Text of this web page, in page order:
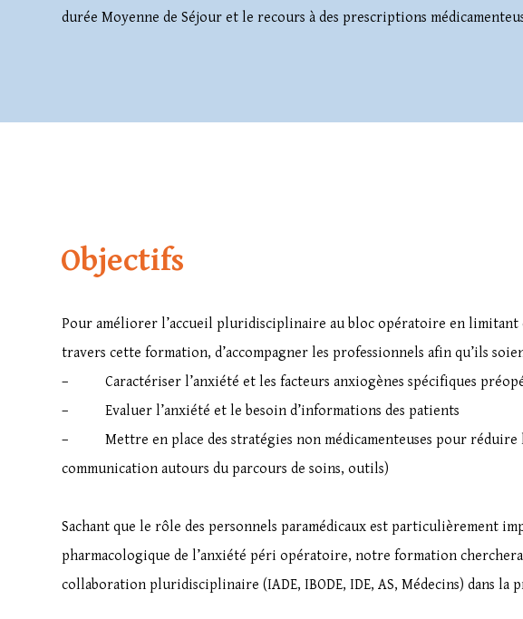
durée Moyenne de Séjour et le recours à des prescriptions
Objectifs
Pour améliorer l’accueil pluridisciplinaire au bloc opératoire en limitant
travers cette formation, d’accompagner les professionnels afin qu’ils
– Caractériser l’anxiété et les facteurs anxiogènes spécifiques
– Evaluer l’anxiété et le besoin d’informations des patients
– Mettre en place des stratégies non médicamenteuses pour réduire
communication autours du parcours de soins, outils)
Sachant que le rôle des personnels paramédicaux est particulièrement
pharmacologique de l’anxiété péri opératoire, notre formation
collaboration pluridisciplinaire (IADE, IBODE, IDE, AS, Médecins) dans la